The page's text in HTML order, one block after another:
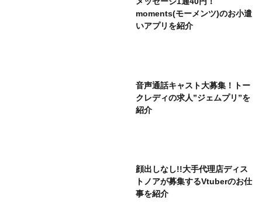
moments(モーメンツ)のお小遣
いアプリを紹介
音声通話キャスト大募集！トー
クレディの求人”ジェムプリ”を
紹介
顔出しなし!!大手代理店ディス
トノアが募集するVtuberのお仕
事を紹介